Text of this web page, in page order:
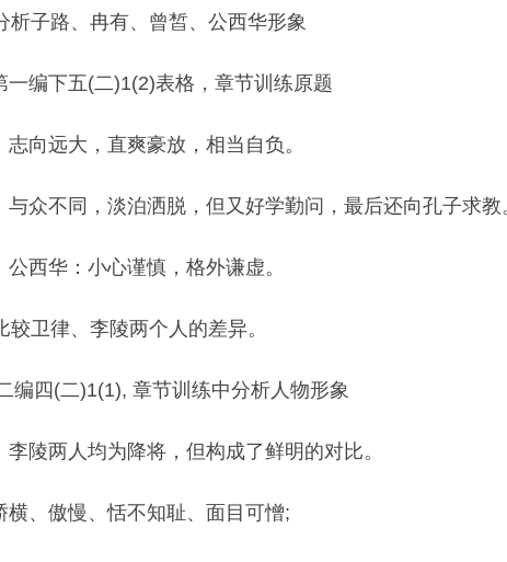
析子路、冉有、曾皙、公西华形象
一编下五(二)1(2)表格，章节训练原题
志向远大，直爽豪放，相当自负。
与众不同，淡泊洒脱，但又好学勤问，最后还向孔子求教
公西华：小心谨慎，格外谦虚。
较卫律、李陵两个人的差异。
编四(二)1(1), 章节训练中分析人物形象
李陵两人均为降将，但构成了鲜明的对比。
横、傲慢、恬不知耻、面目可憎;